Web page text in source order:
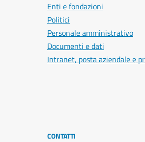
Enti e fondazioni
Politici
Personale amministrativo
Documenti e dati
Intranet, posta aziendale e
CONTATTI